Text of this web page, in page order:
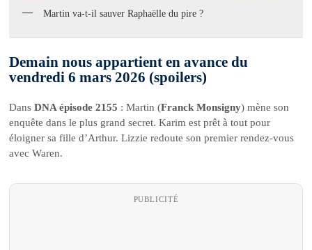
Martin va-t-il sauver Raphaëlle du pire ?
Demain nous appartient en avance du
vendredi 6 mars 2026 (spoilers)
DansDNA épisode 2155 : Martin (Franck Monsigny) mène son
enquête dans le plus grand secret. Karim est prêt à tout pour
éloigner sa fille d’Arthur. Lizzie redoute son premier rendez-vous
avec Waren.
PUBLICITÉ